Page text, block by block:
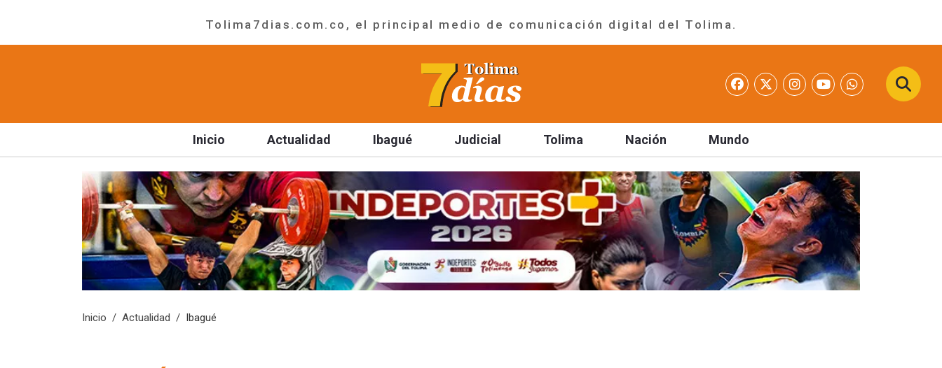
Tolima7dias.com.co, el principal medio de comunicación digital del Tolima.
Inicio Actualidad Ibagué Judicial Tolima Nación Mundo
Inicio Actualidad Ibagué